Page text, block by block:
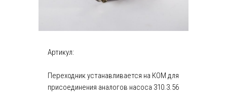
Артикул:
Переходник устанавливается на КОМ для
присоединения аналогов насоса 310.3.56